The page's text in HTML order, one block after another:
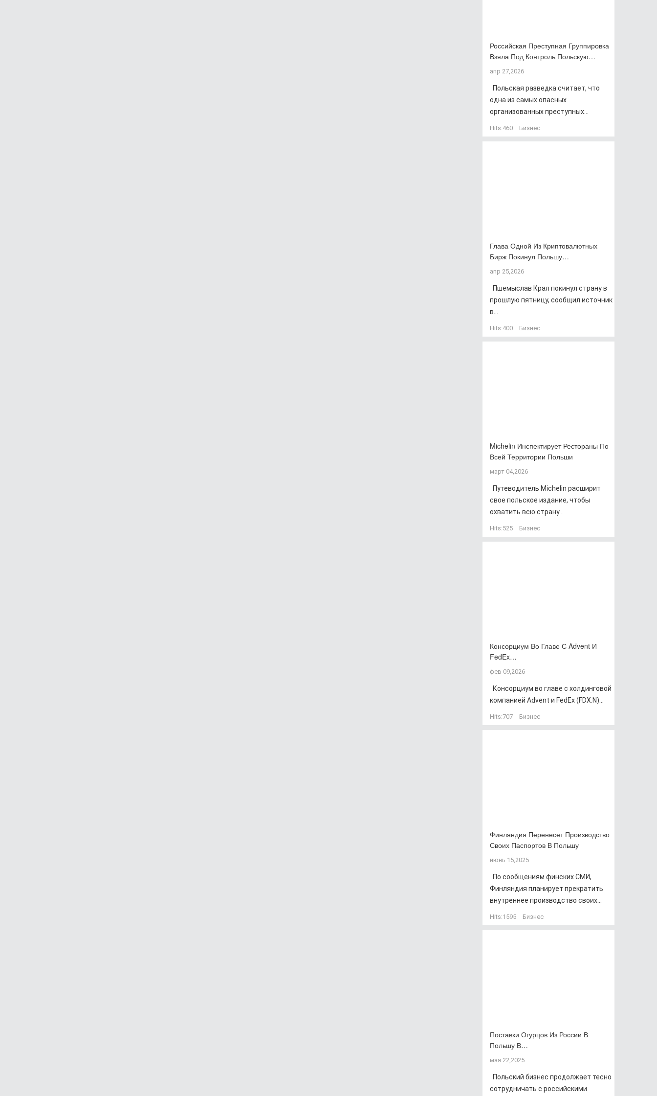
Российская Преступная Группировка
Взяла Под Контроль Польскую…
апр 27,2026
Польская разведка считает, что
одна из самых опасных
организованных преступных...
Hits:460 Бизнес
Глава Одной Из Криптовалютных
Бирж Покинул Польшу…
апр 25,2026
Пшемыслав Крал покинул страну в
прошлую пятницу, сообщил источник
в...
Hits:400 Бизнес
Michelin Инспектирует Рестораны По
Всей Территории Польши
март 04,2026
Путеводитель Michelin расширит
свое польское издание, чтобы
охватить всю страну...
Hits:525 Бизнес
Консорциум Во Главе С Advent И
FedEx…
фев 09,2026
Консорциум во главе с холдинговой
компанией Advent и FedEx (FDX.N)...
Hits:707 Бизнес
Финляндия Перенесет Производство
Своих Паспортов В Польшу
июнь 15,2025
По сообщениям финских СМИ,
Финляндия планирует прекратить
внутреннее производство своих...
Hits:1595 Бизнес
Поставки Огурцов Из России В
Польшу В…
мая 22,2025
Польский бизнес продолжает тесно
сотрудничать с российскими